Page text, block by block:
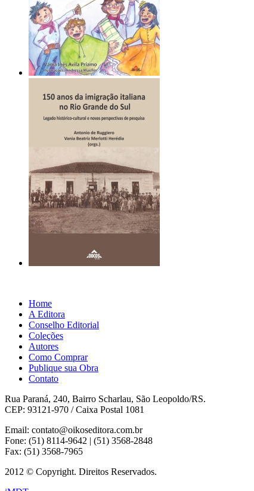
Home
A Editora
Conselho Editorial
Coleções
Autores
Como Comprar
Publique sua Obra
Contato
Rua Paraná, 240, Bairro Scharlau, São Leopoldo/RS.
CEP: 93121-970 / Caixa Postal 1081
Email: contato@oikoseditora.com.br
Fone: (51) 8114-9642 | (51) 3568-2848
Fax: (51) 3568-7965
2012 © Copyright. Direitos Reservados.